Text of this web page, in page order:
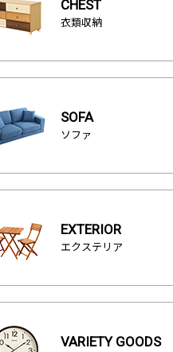
CHEST
衣類収納
SOFA
ソファ
EXTERIOR
エクステリア
VARIETY GOODS